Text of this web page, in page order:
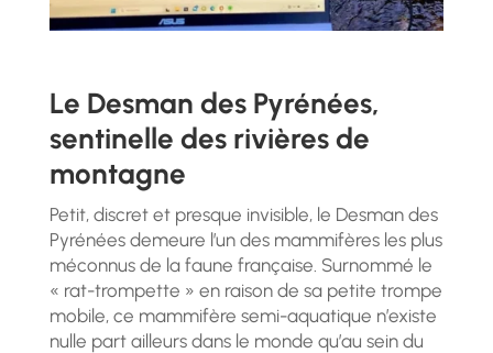
Le Desman des Pyrénées,
sentinelle des rivières de
montagne
Petit, discret et presque invisible, le Desman des
Pyrénées demeure l’un des mammifères les plus
méconnus de la faune française. Surnommé le
« rat-trompette » en raison de sa petite trompe
mobile, ce mammifère semi-aquatique n’existe
nulle part ailleurs dans le monde qu’au sein du